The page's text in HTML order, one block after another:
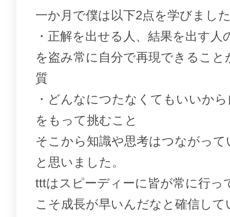
一か月で僕は以下2点を学びまし
・正解を出せる人、結果を出す人
を盗み常に自分で再現できること
質
・どんなにつたなくてもいいか
をもって挑むこと
そこから知識や思考はつながっ
と思いました。
tttはスピーディーに皆が常に行っ
こそ成長が早いんだなと確信し